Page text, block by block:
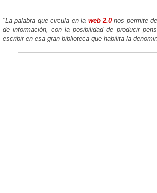
"La palabra que circula en la web 2.0 nos permite
de información, con la posibilidad de producir
escribir en esa gran biblioteca que habilita la